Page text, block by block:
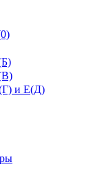
и E(Д)